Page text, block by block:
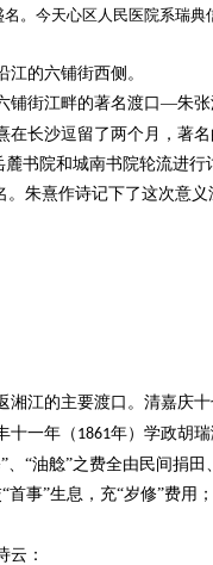
。今天心区人民医院系瑞典
的六铺街西侧。
铺街江畔的著名渡口 —朱张
在长沙逗留了两个月，著
麓书院和城南书院轮流进
。朱熹作诗记下了这次意
湘江的主要渡口。清嘉庆
十一年（ 1861年）学政胡
“油艌”之费全由民间捐
“首事”生息，充“岁修”费用
云：